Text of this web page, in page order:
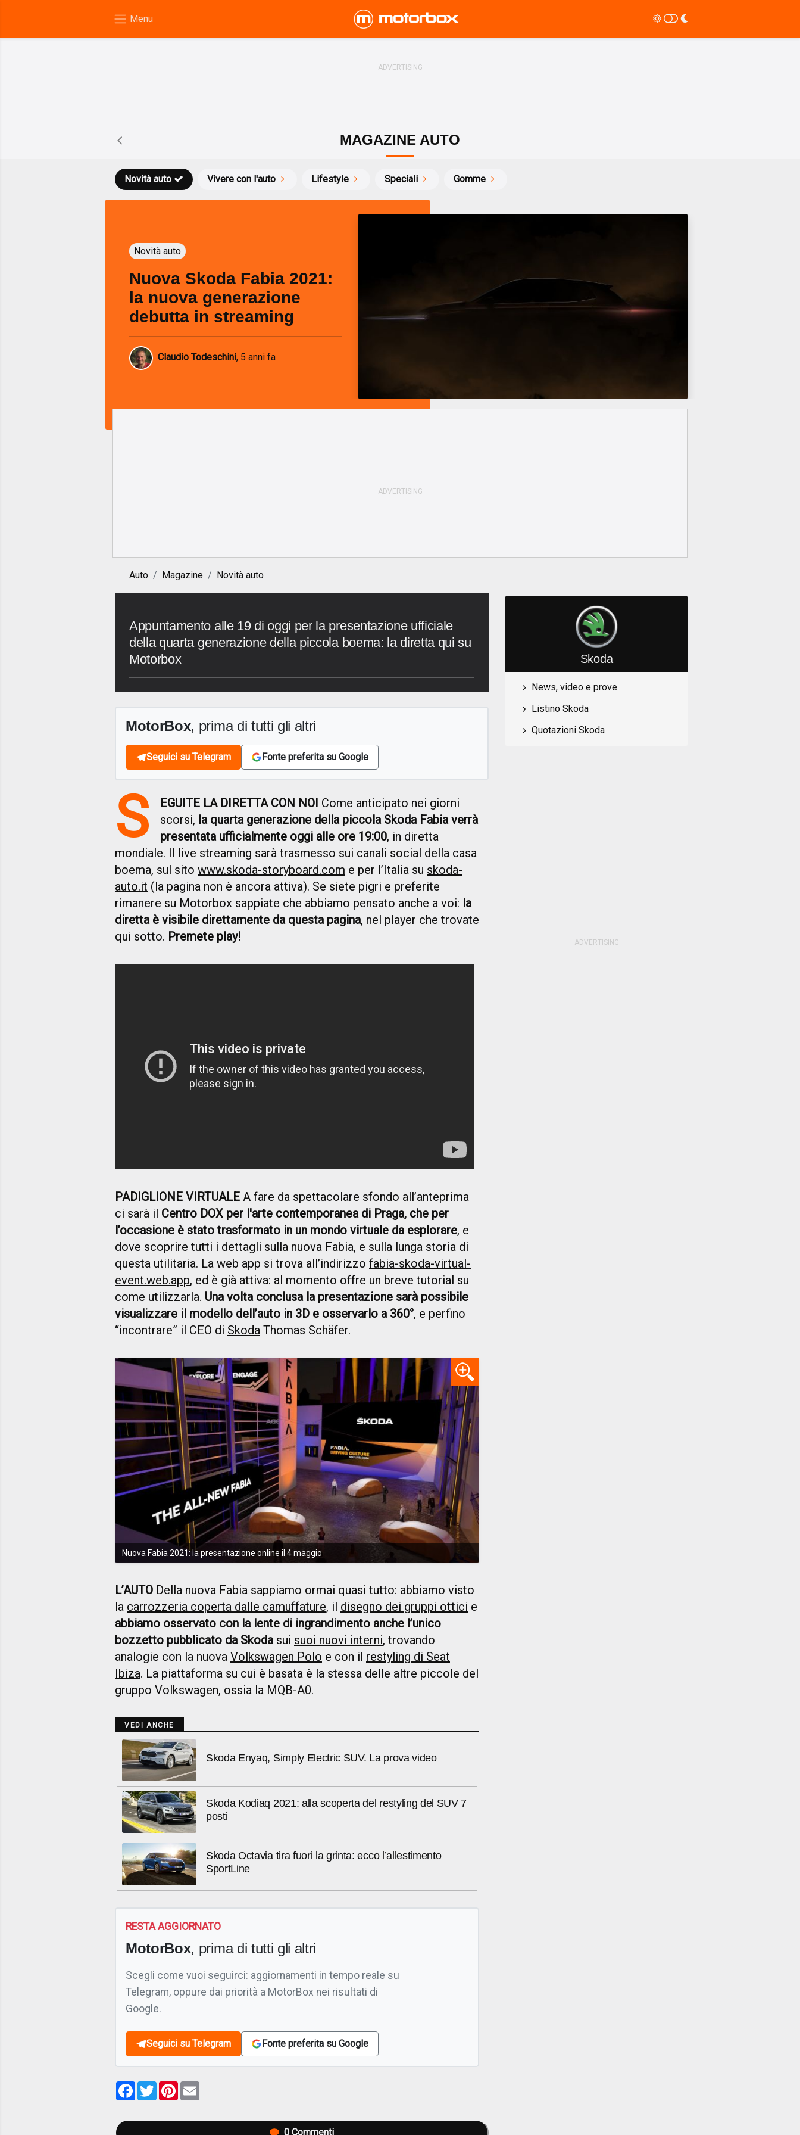
MAGAZINE AUTO
Novità auto Vivere con l'auto Lifestyle Speciali Gomme
Novità auto
Nuova Skoda Fabia 2021:
la nuova generazione
debutta in streaming
Claudio Todeschini, 5 anni fa
Auto Magazine Novità auto
Appuntamento alle 19 di oggi per la presentazione ufficiale
della quarta generazione della piccola boema: la diretta qui su
Motorbox
MotorBox, prima di tutti gli altri
Seguici su Telegram Fonte preferita su Google
S EGUITE LA DIRETTA CON NOI Come anticipato nei giorni
scorsi, la quarta generazione della piccola Skoda Fabia verrà
presentata ufficialmente oggi alle ore 19:00, in diretta
mondiale. Il live streaming sarà trasmesso sui canali social della casa
boema, sul sito www.skoda-storyboard.com e per l’Italia su skoda-
auto.it (la pagina non è ancora attiva). Se siete pigri e preferite
rimanere su Motorbox sappiate che abbiamo pensato anche a voi: la
diretta è visibile direttamente da questa pagina, nel player che trovate
qui sotto. Premete play!
PADIGLIONE VIRTUALE A fare da spettacolare sfondo all’anteprima
ci sarà il Centro DOX per l'arte contemporanea di Praga, che per
l’occasione è stato trasformato in un mondo virtuale da esplorare, e
dove scoprire tutti i dettagli sulla nuova Fabia, e sulla lunga storia di
questa utilitaria. La web app si trova all’indirizzo fabia-skoda-virtual-
event.web.app, ed è già attiva: al momento offre un breve tutorial su
come utilizzarla. Una volta conclusa la presentazione sarà possibile
visualizzare il modello dell’auto in 3D e osservarlo a 360°, e perfino
“incontrare” il CEO di Skoda Thomas Schäfer.
Nuova Fabia 2021: la presentazione online il 4 maggio
L’AUTO Della nuova Fabia sappiamo ormai quasi tutto: abbiamo visto
la carrozzeria coperta dalle camuffature, il disegno dei gruppi ottici e
abbiamo osservato con la lente di ingrandimento anche l’unico
bozzetto pubblicato da Skodasui suoi nuovi interni, trovando
analogie con la nuova Volkswagen Polo e con il restyling di Seat
Ibiza. La piattaforma su cui è basata è la stessa delle altre piccole del
gruppo Volkswagen, ossia la MQB-A0.
VEDI ANCHE
Skoda Enyaq, Simply Electric SUV. La prova video
Skoda Kodiaq 2021: alla scoperta del restyling del SUV 7
posti
Skoda Octavia tira fuori la grinta: ecco l’allestimento
SportLine
RESTA AGGIORNATO
MotorBox, prima di tutti gli altri
Scegli come vuoi seguirci: aggiornamenti in tempo reale su
Telegram, oppure dai priorità a MotorBox nei risultati di
Google.
Seguici su Telegram Fonte preferita su Google
Facebook
TwitterPinterest
0 Commenti
Skoda
News, video e prove
Listino Skoda
Quotazioni Skoda